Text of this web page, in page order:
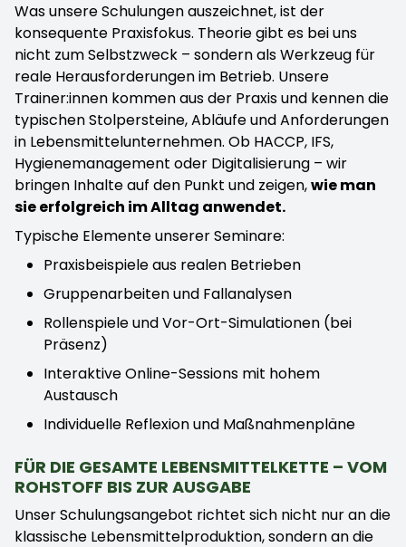
Was unsere Schulungen auszeichnet, ist der
konsequente Praxisfokus. Theorie gibt es bei uns
nicht zum Selbstzweck – sondern als Werkzeug für
reale Herausforderungen im Betrieb. Unsere
Trainer:innen kommen aus der Praxis und kennen die
typischen Stolpersteine, Abläufe und Anforderungen
in Lebensmittelunternehmen. Ob HACCP, IFS,
Hygienemanagement oder Digitalisierung – wir
bringen Inhalte auf den Punkt und zeigen,wie man
sie erfolgreich im Alltag anwendet.
Typische Elemente unserer Seminare:
Praxisbeispiele aus realen Betrieben
Gruppenarbeiten und Fallanalysen
Rollenspiele und Vor-Ort-Simulationen (bei
Präsenz)
Interaktive Online-Sessions mit hohem
Austausch
Individuelle Reflexion und Maßnahmenpläne
FÜR DIE GESAMTE LEBENSMITTELKETTE – VOM
ROHSTOFF BIS ZUR AUSGABE
Unser Schulungsangebot richtet sich nicht nur an die
klassische Lebensmittelproduktion, sondern an die